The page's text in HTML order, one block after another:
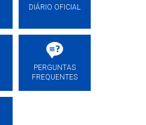
DIÁRIO OFICIAL
PERGUNTAS
FREQUENTES